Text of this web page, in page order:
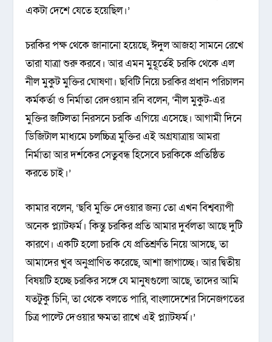
একটা দেশে যেতে হয়েছিল।’
চরকির পক্ষ থেকে জানানো হয়েছে, ঈদুল আজহা সামনে রেখে
তারা যাত্রা শুরু করবে। আর এমন মুহূর্তেই চরকি থেকে এল
নীল মুকুট মুক্তির ঘোষণা। ছবিটি নিয়ে চরকির প্রধান পরিচালন
কর্মকর্তা ও নির্মাতা রেদওয়ান রনি বলেন, ‘নীল মুকুট-এর
মুক্তির জটিলতা নিরসনে চরকি এগিয়ে এসেছে। আগামী দিনে
ডিজিটাল মাধ্যমে চলচ্চিত্র মুক্তির এই অগ্রযাত্রায় আমরা
নির্মাতা আর দর্শকের সেতুবন্ধ হিসেবে চরকিকে প্রতিষ্ঠিত
করতে চাই।’
কামার বলেন, ‘ছবি মুক্তি দেওয়ার জন্য তো এখন বিশ্বব্যাপী
অনেক প্ল্যাটফর্ম। কিন্তু চরকির প্রতি আমার দুর্বলতা আছে দুটি
কারণে। একটি হলো চরকি যে প্রতিশ্রুতি নিয়ে আসছে, তা
আমাদের খুব অনুপ্রাণিত করেছে, আশা জাগাচ্ছে। আর দ্বিতীয়
বিষয়টি হচ্ছে চরকির সঙ্গে যে মানুষগুলো আছে, তাদের আমি
যতটুকু চিনি, তা থেকে বলতে পারি, বাংলাদেশের সিনেজগতের
চিত্র পাল্টে দেওয়ার ক্ষমতা রাখে এই প্ল্যাটফর্ম।’